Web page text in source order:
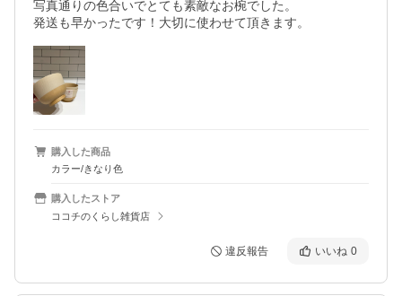
写真通りの色合いでとても素敵なお椀でした。
発送も早かったです！大切に使わせて頂きます。
購入した商品
カラー/きなり色
購入したストア
ココチのくらし雑貨店
違反報告 いいね 0